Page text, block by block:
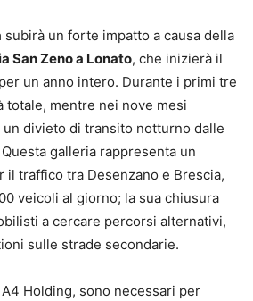
subirà un forte impatto a causa della
San Zeno a Lonato, che inizierà il
un anno intero. Durante i primi tre
totale, mentre nei nove mesi
divieto di transito notturno dalle
galleria rappresenta un
il traffico tra Desenzano e Brescia,
veicoli al giorno; la sua chiusura
a cercare percorsi alternativi,
sulle strade secondarie.
Holding, sono necessari per